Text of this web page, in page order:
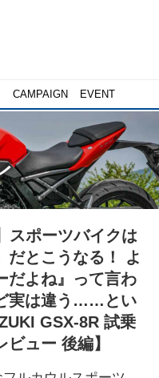
CAMPAIGN EVENT
スポーツバイクは
だとこうなる！ よ
だよね』って言わ
実は違う……とい
GSX-8R 試乗
ビュー 後編】